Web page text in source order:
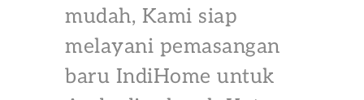
mudah, Kami siap
melayani pemasangan
baru IndiHome untuk